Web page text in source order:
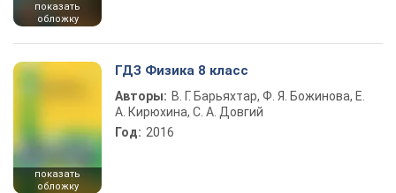
показать
обложку
показать
обложку
ГДЗ Физика 8 класс
Авторы: В. Г. Барьяхтар, Ф. Я. Божинова, Е.
А. Кирюхина, С. А. Довгий
Год: 2016